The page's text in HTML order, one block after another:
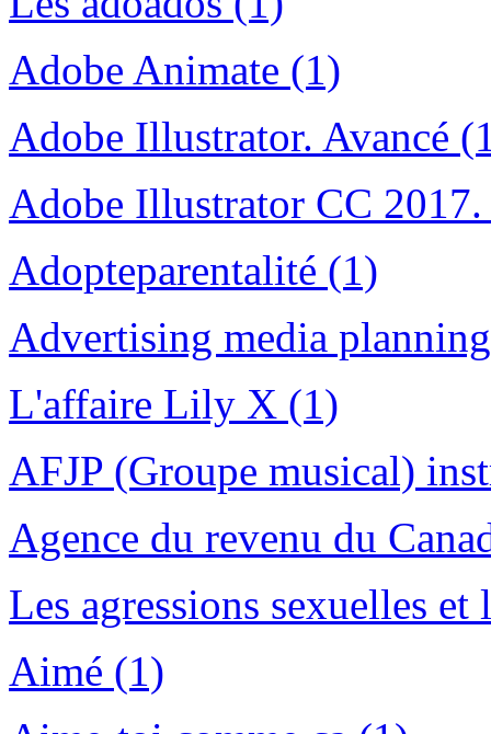
Adobe Animate (1)
Adobe Illustrator. Avancé
Adobe Illustrator CC 2017.
Adopteparentalité (1)
Advertising media
L'affaire Lily X (1)
AFJP (Groupe musical)
Agence du revenu du
Les agressions sexuelles
Aimé (1)